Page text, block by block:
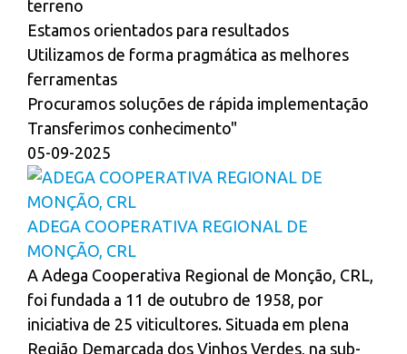
terreno
Estamos orientados para resultados
Utilizamos de forma pragmática as melhores
ferramentas
Procuramos soluções de rápida implementação
Transferimos conhecimento"
05-09-2025
ADEGA COOPERATIVA REGIONAL DE
MONÇÃO, CRL
A Adega Cooperativa Regional de Monção, CRL,
foi fundada a 11 de outubro de 1958, por
iniciativa de 25 viticultores. Situada em plena
Região Demarcada dos Vinhos Verdes, na sub-